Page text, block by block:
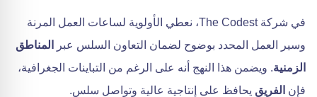
في شركة The Codest، نعطي الأولوية لساعات العمل المرنة
وسير العمل المحدد بوضوح لضمان التعاون السلس عبر
المناطق
الزمنية. ويضمن هذا النهج أنه على الرغم من التباينات الجغرافية،
فإن الفريق يحافظ على إنتاجية عالية وتواصل سلس.